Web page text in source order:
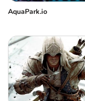
AquaPark.io